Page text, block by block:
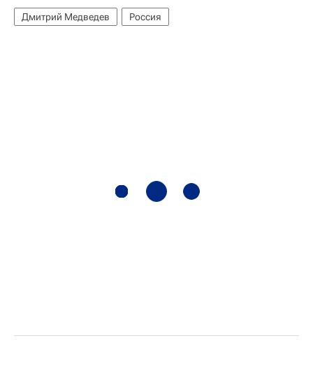
Дмитрий Медведев Россия